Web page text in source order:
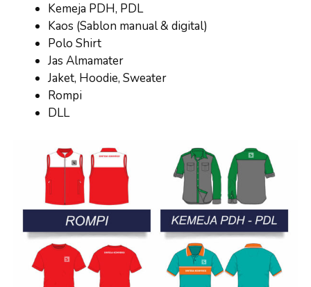
Kemeja PDH, PDL
Kaos (Sablon manual & digital)
Polo Shirt
Jas Almamater
Jaket, Hoodie, Sweater
Rompi
DLL